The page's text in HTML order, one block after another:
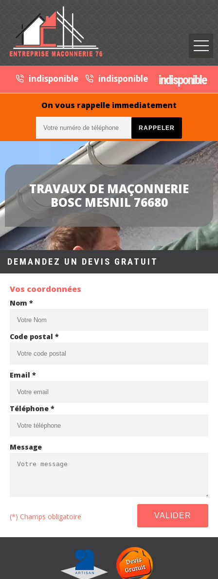
indisponible indisponible indisponible
On vous rappelle immediatement
TRAVAUX DE MAÇONNERIE
BOSC MESNIL 76680
DEMANDEZ UN DEVIS GRATUIT
Vos coordonnées
Nom *
Code postal *
Email *
Téléphone *
Message
(*) Champs obligatoire